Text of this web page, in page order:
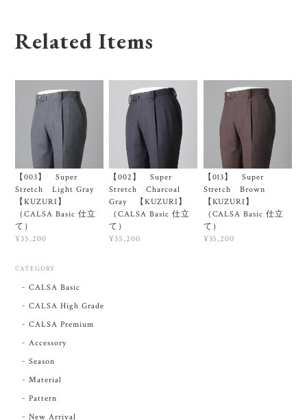
Related Items
【003】 Super
Stretch Light Gray
【KUZURI】
（CALSA Basic 仕立
て）
¥35,200
【002】 Super
Stretch Charcoal
Gray 【KUZURI】
（CALSA Basic 仕立
て）
¥35,200
【013】 Super
Stretch Brown
【KUZURI】
（CALSA Basic 仕立
て）
¥35,200
CATEGORY
CALSA Basic
CALSA High Grade
CALSA Premium
Accessory
Season
Material
Pattern
New Arrival